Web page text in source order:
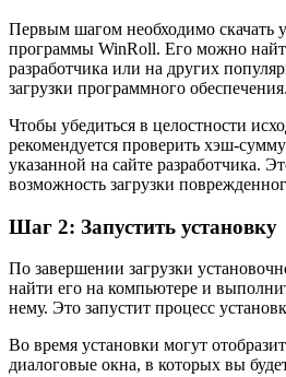
Первым шагом необходимо скачать
программы WinRoll. Его можно
разработчика или на других
загрузки программного обеспечения.
Чтобы убедиться в целостности
рекомендуется проверить хэш-
указанной на сайте разработчика.
возможность загрузки
Шаг 2: Запустить установку
По завершении загрузки
найти его на компьютере и
нему. Это запустит процесс
Во время установки могут
диалоговые окна, в которых вы